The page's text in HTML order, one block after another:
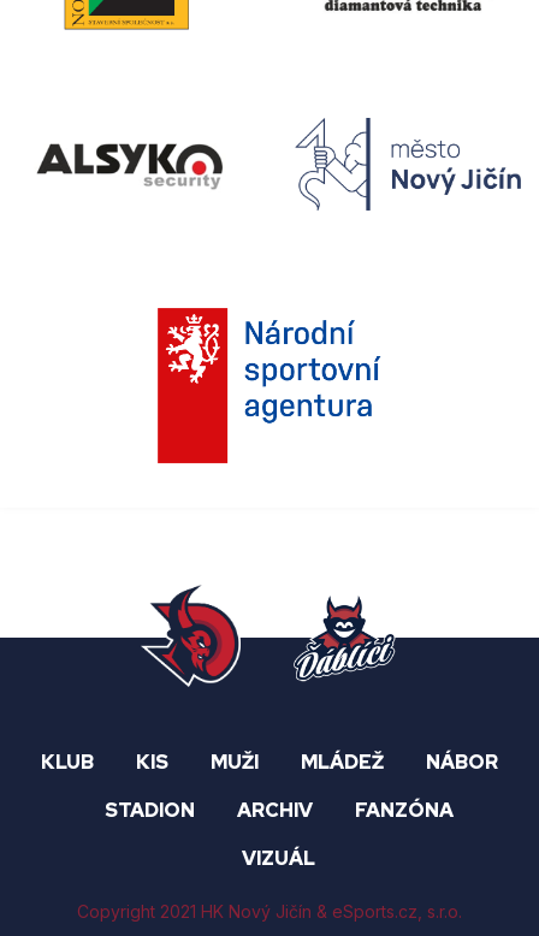
KLUB KIS MUŽI MLÁDEŽ
NÁBOR
STADION
ARCHIV
FANZÓNA
VIZUÁL
Copyright 2021 HK Nový Jičín & eSports.cz , s.r.o.